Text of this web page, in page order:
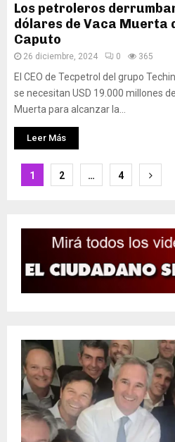
Los petroleros
dólares de Vaca Muerta
Caputo
26 diciembre, 2024 0 365
El CEO de Tecpetrol del grupo
se necesitan USD 19.000 millones
Muerta para alcanzar la...
Leer Más
Paginación
entradas
1 2 … 4